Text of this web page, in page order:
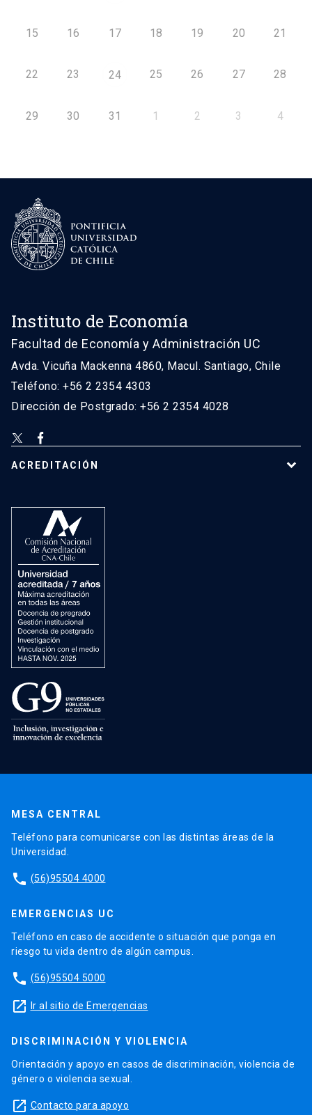
15 16 17 18 19 20 21
22 23 24 25 26 27 28
29 30 31 1 2 3 4
Instituto de Economía
Facultad de Economía y Administración UC
Avda. Vicuña Mackenna 4860, Macul. Santiago, Chile
Teléfono: +56 2 2354 4303
Dirección de Postgrado: +56 2 2354 4028
ACREDITACIÓN
MESA CENTRAL
Teléfono para comunicarse con las distintas áreas de la
Universidad.
phone (56)95504 4000
EMERGENCIAS UC
Teléfono en caso de accidente o situación que ponga en
riesgo tu vida dentro de algún campus.
phone (56)95504 5000
launch Ir al sitio de Emergencias
DISCRIMINACIÓN Y VIOLENCIA
Orientación y apoyo en casos de discriminación, violencia de
género o violencia sexual.
launch Contacto para apoyo